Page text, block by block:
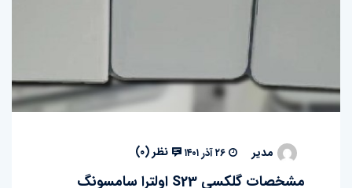
مدیر نظر (۰)
مشخصات گلکسی S23 اولترا سامسونگ